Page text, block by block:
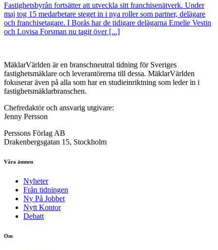
Fastighetsbyrån fortsätter att utveckla sitt franchisenätverk. Under
maj tog 15 medarbetare steget in i nya roller som partner, delägare
och franchisetagare. I Borås har de tidigare delägarna Emelie Vestin
och Lovisa Forsman nu tagit över [...]
MäklarVärlden är en branschneutral tidning för Sveriges
fastighetsmäklare och leverantörerna till dessa. MäklarVärlden
fokuserar även på alla som har en studieinriktning som leder in i
fastighetsmäklarbranschen.
Chefredaktör och ansvarig utgivare:
Jenny Persson
Perssons Förlag AB
Drakenbergsgatan 15, Stockholm
Våra ämnen
Nyheter
Från tidningen
Ny På Jobbet
Nytt Kontor
Debatt
Om